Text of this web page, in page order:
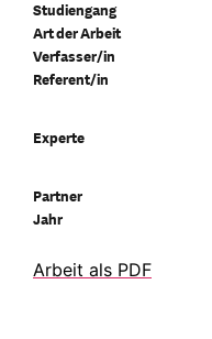
Studiengang
Art der Arbeit
Verfasser/in
Referent/in
Experte
Partner
Jahr
Arbeit als PDF